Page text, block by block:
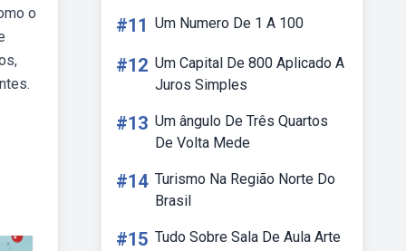
o
#11 Um Numero De 1 A 100
#12 Um Capital De 800 Aplicado A
Juros Simples
#13 Um ângulo De Três Quartos
De Volta Mede
#14 Turismo Na Região Norte Do
Brasil
#15 Tudo Sobre Sala De Aula Arte